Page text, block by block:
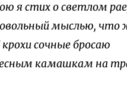
я стих о светлом
мыслью, что
сочные бросаю
камашкам на